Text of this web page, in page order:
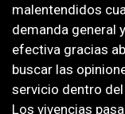
malentendidos
demanda general
efectiva gracias
buscar las
servicio dentro
Los vivencias